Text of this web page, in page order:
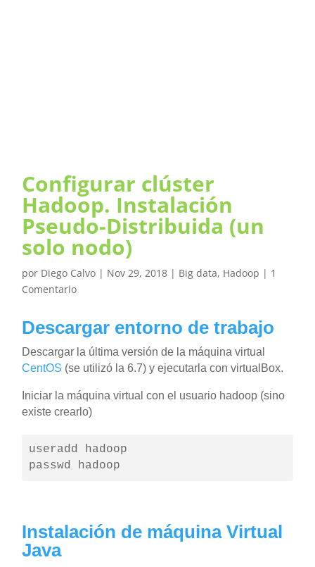
Configurar clúster
Hadoop. Instalación
Pseudo-Distribuida (un
solo nodo)
por Diego Calvo | Nov 29, 2018 | Big data, Hadoop | 1
Comentario
Descargar entorno de trabajo
Descargar la última versión de la máquina virtual
CentOS (se utilizó la 6.7) y ejecutarla con virtualBox.
Iniciar la máquina virtual con el usuario hadoop (sino
existe crearlo)
useradd hadoop
passwd hadoop
Instalación de máquina Virtual
Java